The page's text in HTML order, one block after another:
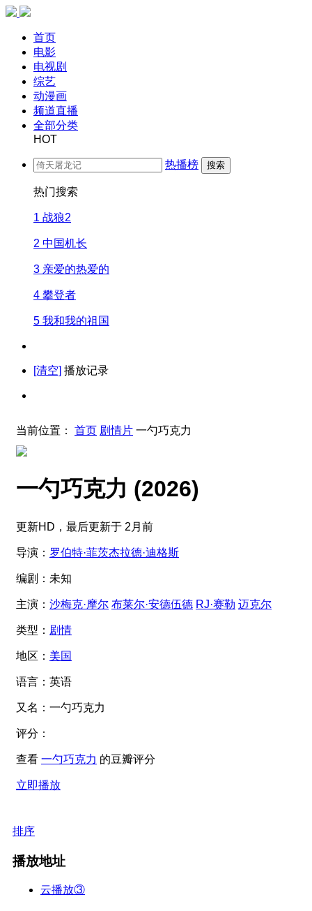
首页
电影
电视剧
综艺
动漫画
频道直播
全部分类
HOT
热播榜 搜索
热门搜索
1 战狼2
2 中国机长
3 亲爱的热爱的
4 攀登者
5 我和我的祖国
[清空] 播放记录
当前位置： 首页 剧情片 一勺巧克力
一勺巧克力 (2026)
更新HD，最后更新于 2月前
导演： 罗伯特·菲茨杰拉德·迪格斯
编剧： 未知
主演： 沙梅克·摩尔 布莱尔·安德伍德 RJ·赛勒 迈克尔
类型： 剧情
地区： 美国
语言： 英语
又名： 一勺巧克力
评分：
查看 一勺巧克力 的豆瓣评分
立即播放
排序
播放地址
云播放③